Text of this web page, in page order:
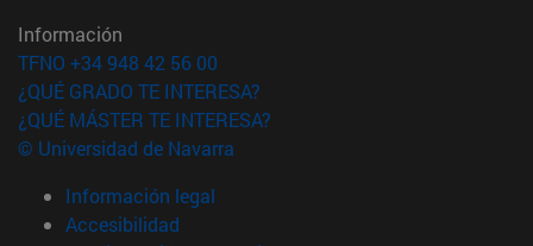
Información
TFNO +34 948 42 56 00
¿QUÉ GRADO TE INTERESA?
¿QUÉ MÁSTER TE INTERESA?
© Universidad de Navarra
Información legal
Accesibilidad